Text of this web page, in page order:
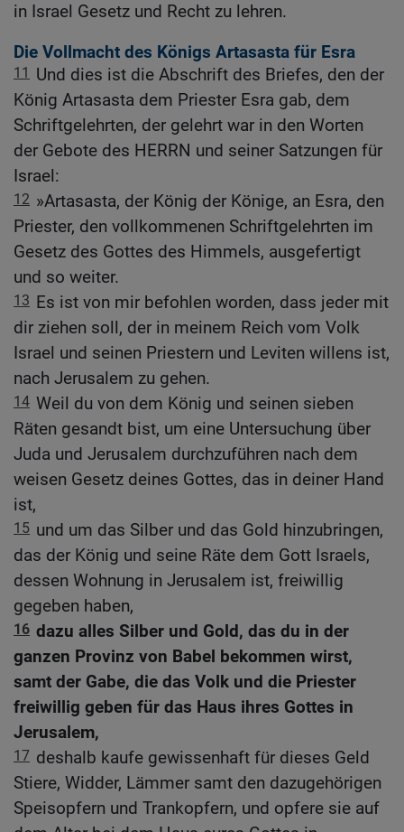
in Israel Gesetz und Recht zu lehren.
Die Vollmacht des Königs Artasasta für Esra
11
Und dies ist die Abschrift des Briefes, den der
König Artasasta dem Priester Esra gab, dem
Schriftgelehrten, der gelehrt war in den Worten
der Gebote des HERRN und seiner Satzungen für
Israel:
12 »Artasasta, der König der Könige, an Esra, den
Priester, den vollkommenen Schriftgelehrten im
Gesetz des Gottes des Himmels, ausgefertigt
und so weiter.
13 Es ist von mir befohlen worden, dass jeder mit
dir ziehen soll, der in meinem Reich vom Volk
Israel und seinen Priestern und Leviten willens ist,
nach Jerusalem zu gehen.
14 Weil du von dem König und seinen sieben
Räten gesandt bist, um eine Untersuchung über
Juda und Jerusalem durchzuführen nach dem
weisen Gesetz deines Gottes, das in deiner Hand
ist,
15 und um das Silber und das Gold hinzubringen,
das der König und seine Räte dem Gott Israels,
dessen Wohnung in Jerusalem ist, freiwillig
gegeben haben,
16 dazu alles Silber und Gold, das du in der
ganzen Provinz von Babel bekommen wirst,
samt der Gabe, die das Volk und die Priester
freiwillig geben für das Haus ihres Gottes in
Jerusalem,
17 deshalb kaufe gewissenhaft für dieses Geld
Stiere, Widder, Lämmer samt den dazugehörigen
Speisopfern und Trankopfern, und opfere sie auf